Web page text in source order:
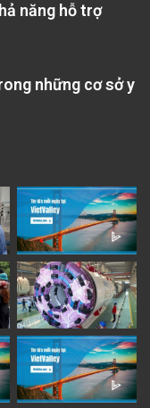
năng hỗ trợ
những cơ sở y